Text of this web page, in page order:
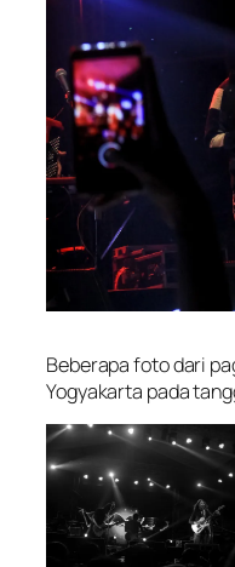
Beberapa foto dari
Yogyakarta pada